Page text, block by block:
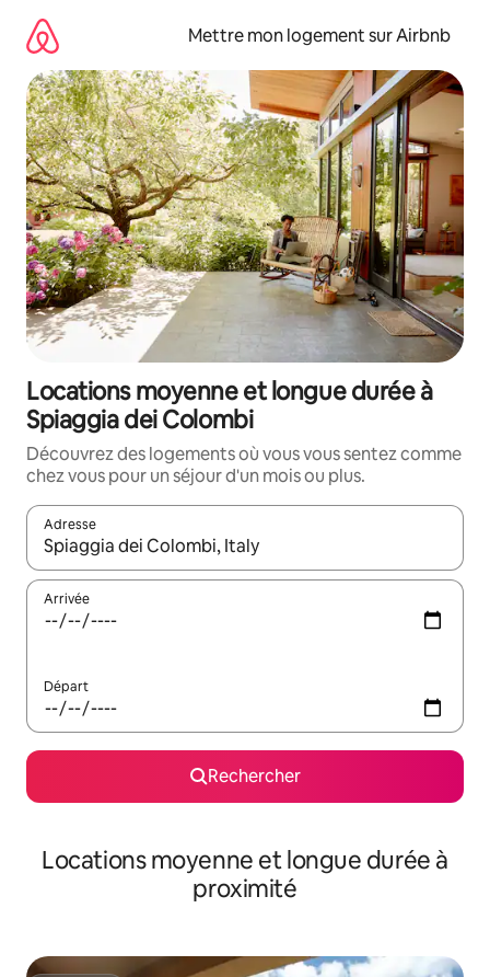
directement
contenu
Mettre mon logement sur Airbnb
Locations moyenne et longue durée à
Spiaggia dei Colombi
Découvrez des logements où vous vous sentez comme
chez vous pour un séjour d'un mois ou plus.
Adresse
Lorsque les résultats s'affichent, utilisez les flèches vers le
Arrivée
Départ
Rechercher
Locations moyenne et longue durée à
proximité